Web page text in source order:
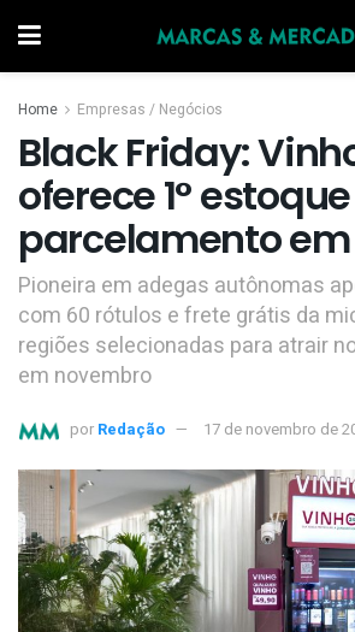
Home Empresas / Negócios
Black Friday:
oferece 1°
parcelamento
Pioneira em adegas autônomas
com 60 rótulos e frete grátis da
regiões selecionadas para atrair
em novembro
por Redação 17 de novembro de